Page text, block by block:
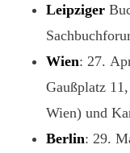
Leipziger
Wien: 27.
Gaußplatz
Wien) und
Berlin: 29.